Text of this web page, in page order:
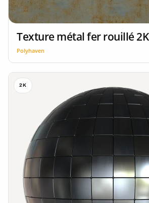
Texture métal fer rouillé 2K
Polyhaven
2K